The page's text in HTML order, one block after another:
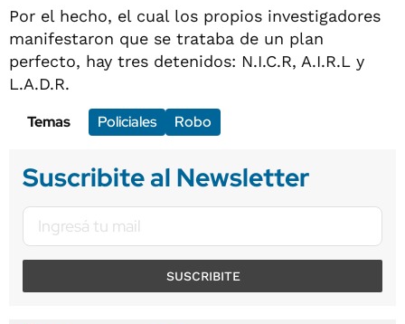
Por el hecho, el cual los propios investigadores
manifestaron que se trataba de un plan
perfecto, hay tres detenidos: N.I.C.R, A.I.R.L y
L.A.D.R.
Temas
Policiales Robo
Suscribite al Newsletter
SUSCRIBITE